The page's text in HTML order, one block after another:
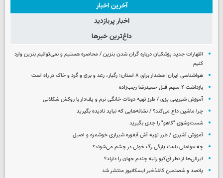
آخرین اخبار
اخبار پربازدید
داغ‌ترین خبرها
اظهارات جدید پزشکیان درباره گران شدن بنزین / محاصره هستیم و نمی‌توانیم بنزین وارد
کنیم
هواشناسی ایران| هشدار برای ۸ استان؛ رگبار، رعد و برق و گرد و خاک در راه است
بازداشت ۴ متهم قتل حمیدرضا رجب‌زاده
آموزش شیرینی پزی / طرز تهیه دونات خانگی نرم و پف‌دار با روکش شکلاتی
چرا ماشین داغ می‌کند؟ / نشانه‌هایی که نباید نادیده بگیرید
شست‌وشوی "کاهو" را جدی بگیرید
آموزش آشپزی / طرز تهیه آش آبغوره شیرازی خوشمزه و اصیل
چه عواملی باعث پارگی رگ خونی در چشم می‌شوند؟
ایرانی‌ها از نظر آی‌کیو رتبه چندم جهان را دارند؟
پانصد و شصتمین کاغذخبر ایسکانیوز منتشر شد